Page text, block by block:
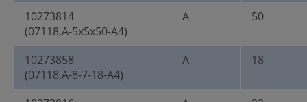
10273814
(07118.A-5x5x50-A4)
A 50
10273858
(07118.A-8-7-18-A4)
A 18